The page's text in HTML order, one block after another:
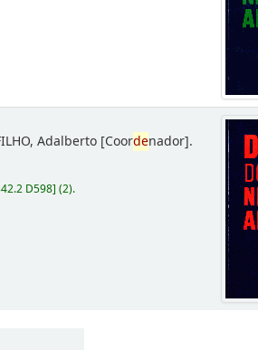
Adalberto [Coordenador].
D598](2).